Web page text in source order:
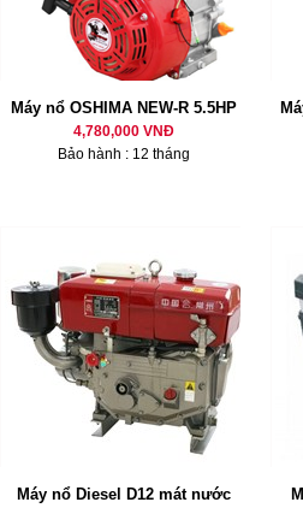
Máy nổ OSHIMA NEW-R 5.5HP
4,780,000 VNĐ
Bảo hành : 12 tháng
Máy nổ Diesel D12 mát nước